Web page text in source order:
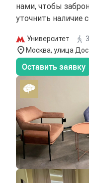
нами, чтобы
уточнить наличие
Университет
Москва, улица
Оставить заявку